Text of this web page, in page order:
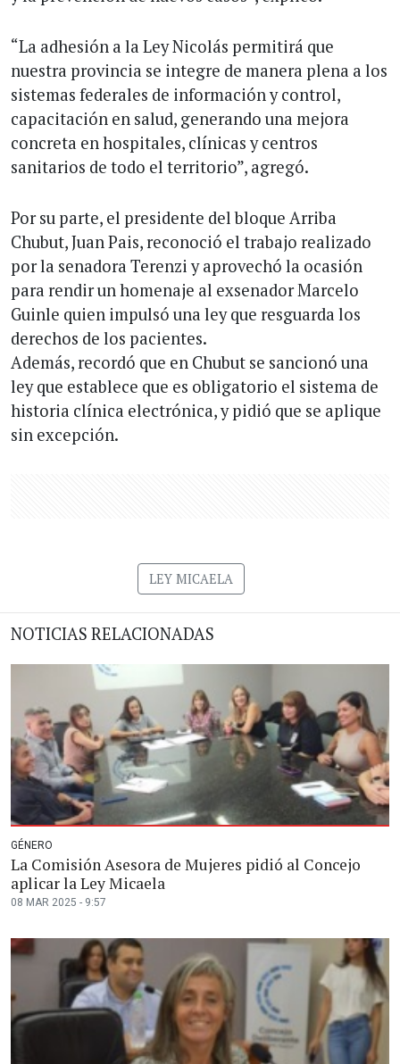
“La adhesión a la Ley Nicolás permitirá que
nuestra provincia se integre de manera plena a los
sistemas federales de información y control,
capacitación en salud, generando una mejora
concreta en hospitales, clínicas y centros
sanitarios de todo el territorio”, agregó.
Por su parte, el presidente del bloque Arriba
Chubut, Juan Pais, reconoció el trabajo realizado
por la senadora Terenzi y aprovechó la ocasión
para rendir un homenaje al exsenador Marcelo
Guinle quien impulsó una ley que resguarda los
derechos de los pacientes.
Además, recordó que en Chubut se sancionó una
ley que establece que es obligatorio el sistema de
historia clínica electrónica, y pidió que se aplique
sin excepción.
LEY MICAELA
NOTICIAS RELACIONADAS
GÉNERO
La Comisión Asesora de Mujeres pidió al Concejo
aplicar la Ley Micaela
08 MAR 2025 - 9:57